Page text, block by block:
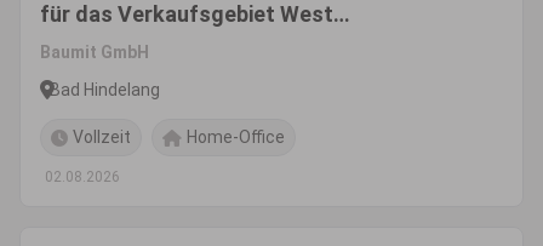
für das Verkaufsgebiet West-
Nord
Baumit GmbH
Bad Hindelang
Vollzeit Home-Office
02.08.2026